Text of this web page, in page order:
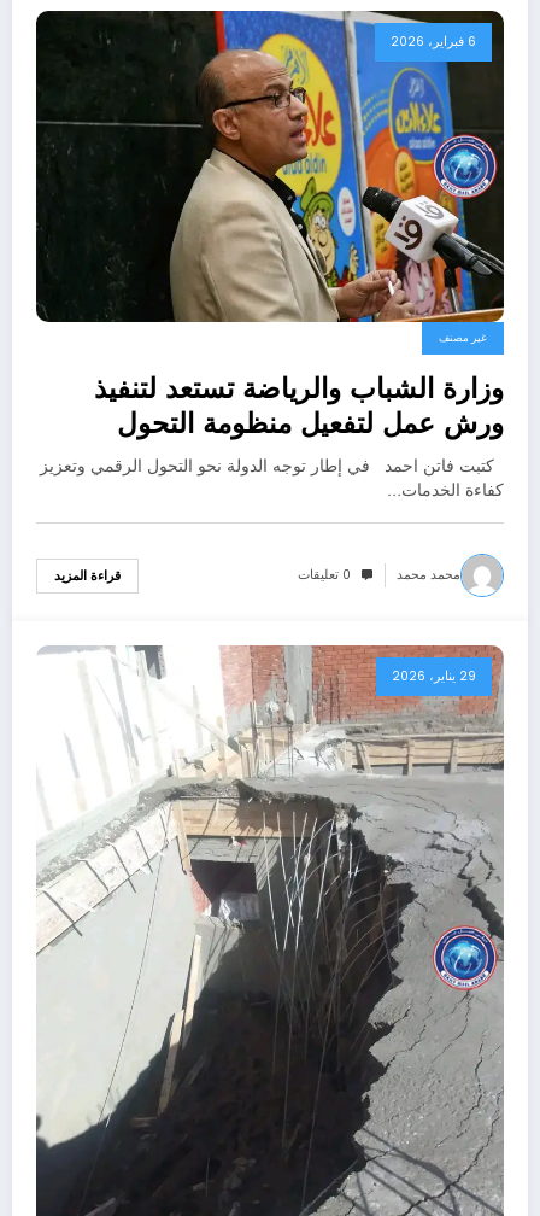
6 فبراير، 2026
غير مصنف
وزارة الشباب والرياضة تستعد لتنفيذ
ورش عمل لتفعيل منظومة التحول
الرقمي
كتبت فاتن احمد في إطار توجه الدولة نحو التحول الرقمي وتعزيز
كفاءة الخدمات…
محمد محمد 0 تعليقات قراءة المزيد
29 يناير، 2026